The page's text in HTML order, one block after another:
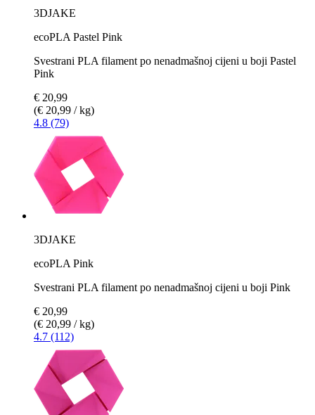
3DJAKE
ecoPLA Pastel Pink
Svestrani PLA filament po nenadmašnoj cijeni u boji Pastel
Pink
€ 20,99
(€ 20,99 / kg)
4.8 (79)
3DJAKE
ecoPLA Pink
Svestrani PLA filament po nenadmašnoj cijeni u boji Pink
€ 20,99
(€ 20,99 / kg)
4.7 (112)